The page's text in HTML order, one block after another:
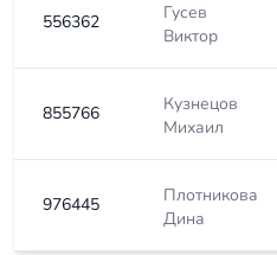
556362
Гусев
Виктор
855766
Кузнецов
Михаил
976445
Плотникова
Дина